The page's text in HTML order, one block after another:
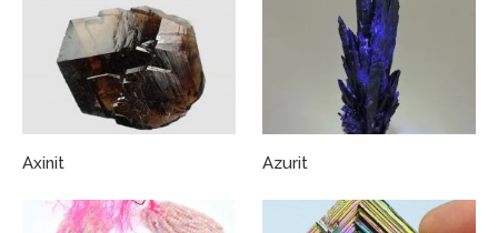
Axinit Azurit